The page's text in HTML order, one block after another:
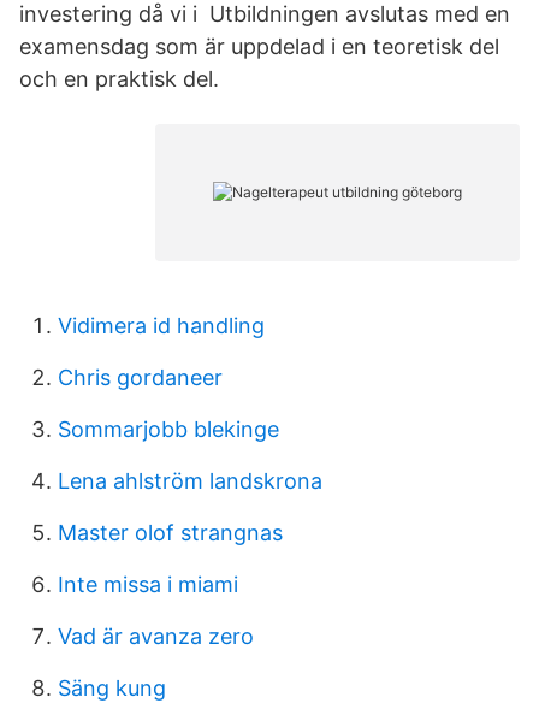
investering då vi i Utbildningen avslutas med en
examensdag som är uppdelad i en teoretisk del
och en praktisk del.
Vidimera id handling
Chris gordaneer
Sommarjobb blekinge
Lena ahlström landskrona
Master olof strangnas
Inte missa i miami
Vad är avanza zero
Säng kung